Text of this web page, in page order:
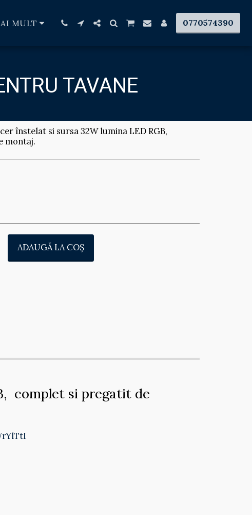
MULT 0770574390
TAVANE
înstelat si sursa 32W lumina LED RGB,
montaj.
ADAUGĂ LA COŞ
complet si pregatit de